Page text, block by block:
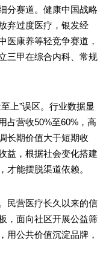
赛道。健康中国战略
弃过度医疗，银发经
医康养等轻竞争赛道，
三甲在综合内科、常规
上”误区。行业数据显
占营收50%至60%，高
长期价值大于短期收
益，根据社会变化搭建
才能摆脱渠道依赖。
营医疗长久以来的信
，面向社区开展公益筛
用公共价值沉淀品牌，